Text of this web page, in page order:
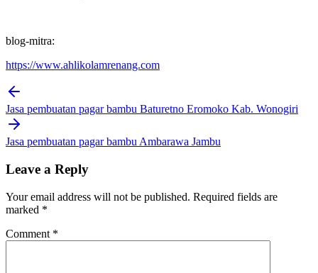
blog-mitra:
https://www.ahlikolamrenang.com
Post
navigation
Jasa pembuatan pagar bambu Baturetno Eromoko Kab. Wonogiri
Jasa pembuatan pagar bambu Ambarawa Jambu
Leave a Reply
Your email address will not be published. Required fields are
marked *
Comment *